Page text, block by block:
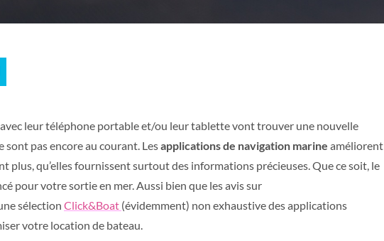
E-mail
leur téléphone portable et/ou leur tablette vont trouver une nouvelle
pas encore au courant. Lesapplications de navigation marine améliorent
plus, qu’elles fournissent surtout des informations précieuses. Que ce soit, le
pour votre sortie en mer. Aussi bien que les avis sur
sélection Click&Boat (évidemment) non exhaustive des applications
votre location de bateau.